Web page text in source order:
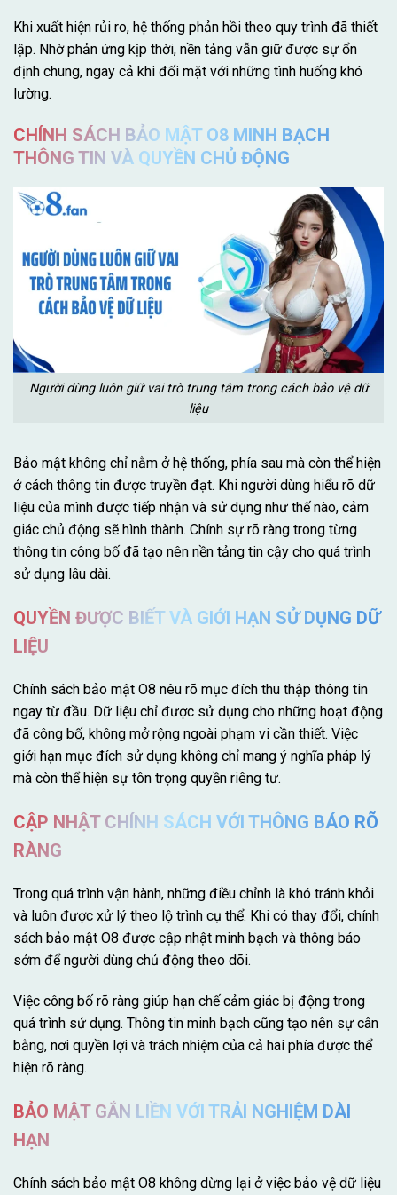
Khi xuất hiện rủi ro, hệ thống phản hồi theo quy trình đã thiết
lập. Nhờ phản ứng kịp thời, nền tảng vẫn giữ được sự ổn
định chung, ngay cả khi đối mặt với những tình huống khó
lường.
CHÍNH SÁCH BẢO MẬT O8 MINH BẠCH
THÔNG TIN VÀ QUYỀN CHỦ ĐỘNG
Người dùng luôn giữ vai trò trung tâm trong cách bảo vệ dữ
liệu
Bảo mật không chỉ nằm ở hệ thống, phía sau mà còn thể hiện
ở cách thông tin được truyền đạt. Khi người dùng hiểu rõ dữ
liệu của mình được tiếp nhận và sử dụng như thế nào, cảm
giác chủ động sẽ hình thành. Chính sự rõ ràng trong từng
thông tin công bố đã tạo nên nền tảng tin cậy cho quá trình
sử dụng lâu dài.
QUYỀN ĐƯỢC BIẾT VÀ GIỚI HẠN SỬ DỤNG DỮ
LIỆU
Chính sách bảo mật O8 nêu rõ mục đích thu thập thông tin
ngay từ đầu. Dữ liệu chỉ được sử dụng cho những hoạt động
đã công bố, không mở rộng ngoài phạm vi cần thiết. Việc
giới hạn mục đích sử dụng không chỉ mang ý nghĩa pháp lý
mà còn thể hiện sự tôn trọng quyền riêng tư.
CẬP NHẬT CHÍNH SÁCH VỚI THÔNG BÁO RÕ
RÀNG
Trong quá trình vận hành, những điều chỉnh là khó tránh khỏi
và luôn được xử lý theo lộ trình cụ thể. Khi có thay đổi, chính
sách bảo mật O8 được cập nhật minh bạch và thông báo
sớm để người dùng chủ động theo dõi.
Việc công bố rõ ràng giúp hạn chế cảm giác bị động trong
quá trình sử dụng. Thông tin minh bạch cũng tạo nên sự cân
bằng, nơi quyền lợi và trách nhiệm của cả hai phía được thể
hiện rõ ràng.
BẢO MẬT GẮN LIỀN VỚI TRẢI NGHIỆM DÀI
HẠN
Chính sách bảo mật O8 không dừng lại ở việc bảo vệ dữ liệu